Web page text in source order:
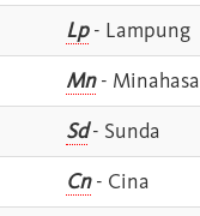
Lp- Lampung
Mn- Minahasa
Sd- Sunda
Cn- Cina